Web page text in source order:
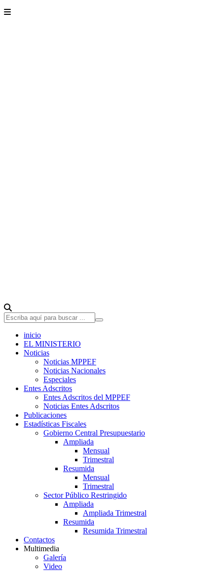
inicio
EL MINISTERIO
Noticias
Noticias MPPEF
Noticias Nacionales
Especiales
Entes Adscritos
Entes Adscritos del MPPEF
Noticias Entes Adscritos
Publicaciones
Estadísticas Fiscales
Gobierno Central Presupuestario
Ampliada
Mensual
Trimestral
Resumida
Mensual
Trimestral
Sector Público Restringido
Ampliada
Ampliada Trimestral
Resumida
Resumida Trimestral
Contactos
Multimedia
Galería
Video